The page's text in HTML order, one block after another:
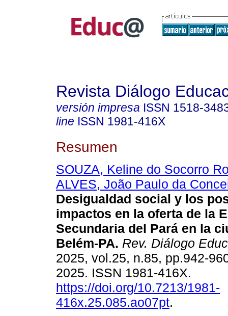
Revista Diálogo
versión impresa ISSN 1518-
line ISSN 1981-416X
Resumen
SOUZA, Keline do Socorro
ALVES, João Paulo da
Desigualdad social y los
impactos en la oferta de la
Secundaria del Pará en la
Belém-PA. Rev. Diálogo
2025, vol.25, n.85, pp.942-
2025. ISSN 1981-416X.
https://doi.org/10.7213/1981-
416x.25.085.ao07pt.